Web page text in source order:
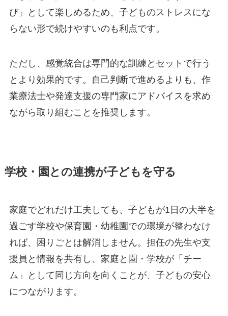
び」として楽しめるため、子どものストレスにな
らない形で続けやすいのも利点です。
ただし、感覚統合は専門的な訓練とセットで行う
とより効果的です。自己判断で進めるよりも、作
業療法士や発達支援の専門家にアドバイスを求め
ながら取り組むことを推奨します。
学校・園との連携が子どもを守る
家庭でどれだけ工夫しても、子どもが1日の大半を
過ごす学校や保育園・幼稚園での環境が整わなけ
れば、困りごとは解消しません。担任の先生や支
援員と情報を共有し、家庭と園・学校が「チー
ム」として同じ方向を向くことが、子どもの安心
につながります。